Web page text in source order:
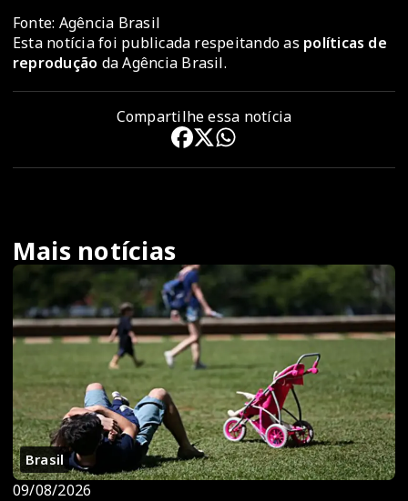
Fonte: Agência Brasil
Esta notícia foi publicada respeitando as políticas de
reprodução da Agência Brasil.
Compartilhe essa notícia
Mais notícias
Brasil
09/08/2026